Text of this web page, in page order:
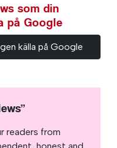
som din
på Google
källa på Google
readers from